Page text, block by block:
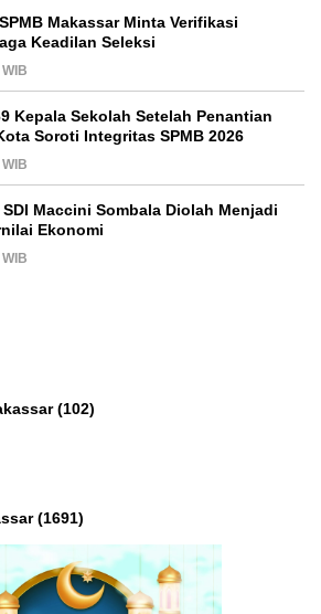
Makassar Minta Verifikasi
Keadilan Seleksi
Kepala Sekolah Setelah Penantian
Soroti Integritas SPMB 2026
Maccini Sombala Diolah Menjadi
Ekonomi
(102)
(1691)